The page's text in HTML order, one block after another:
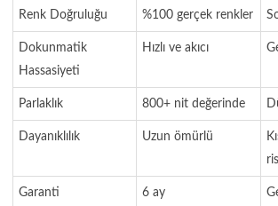
Renk Doğruluğu %100 gerçek renkler
Dokunmatik
Hassasiyeti
Hızlı ve akıcı
Parlaklık 800+ nit değerinde
Dayanıklılık Uzun ömürlü
Garanti 6 ay